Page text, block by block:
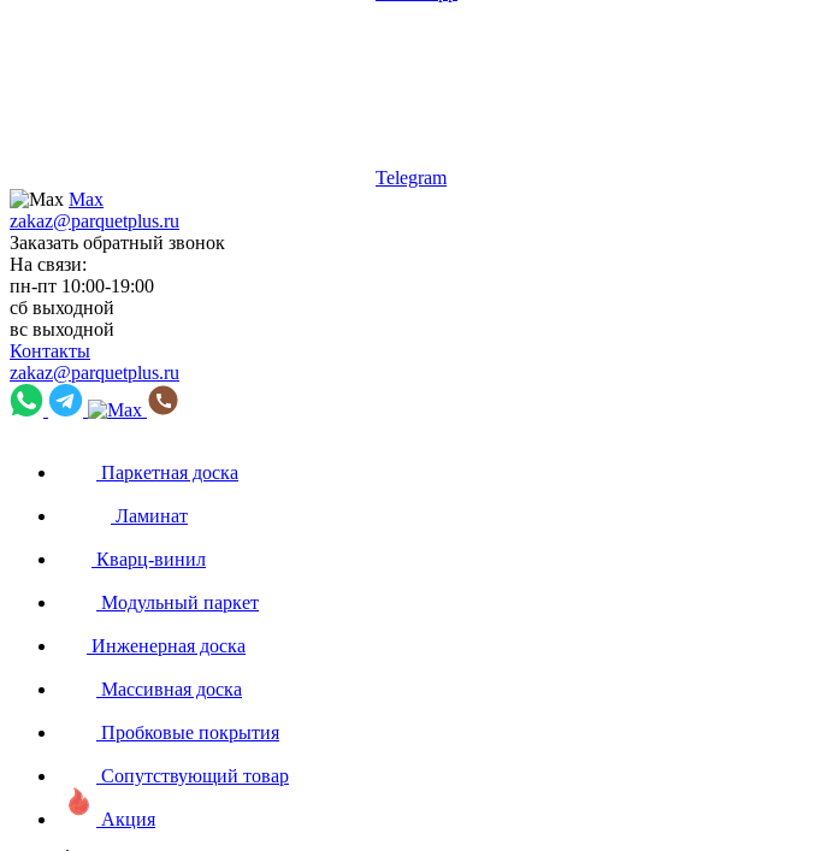
Telegram
Max
zakaz@parquetplus.ru
Заказать обратный звонок
На связи:
пн-пт 10:00-19:00
сб выходной
вс выходной
Контакты
zakaz@parquetplus.ru
Паркетная доска
Ламинат
Кварц-винил
Модульный паркет
Инженерная доска
Массивная доска
Пробковые покрытия
Сопутствующий товар
Акция